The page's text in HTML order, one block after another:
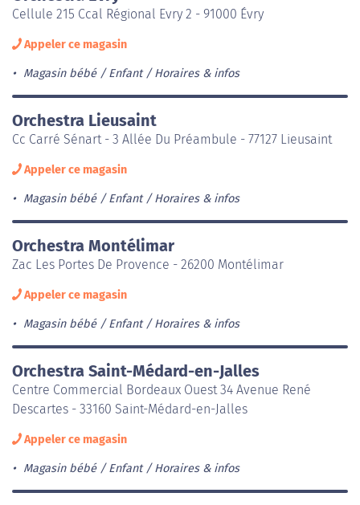
Cellule 215 Ccal Régional Evry 2 - 91000 Évry
Appeler ce magasin
Magasin bébé / Enfant Horaires & infos
Orchestra Lieusaint
Cc Carré Sénart - 3 Allée Du Préambule - 77127 Lieusaint
Appeler ce magasin
Magasin bébé / Enfant Horaires & infos
Orchestra Montélimar
Zac Les Portes De Provence - 26200 Montélimar
Appeler ce magasin
Magasin bébé / Enfant Horaires & infos
Orchestra Saint-Médard-en-Jalles
Centre Commercial Bordeaux Ouest 34 Avenue René
Descartes - 33160 Saint-Médard-en-Jalles
Appeler ce magasin
Magasin bébé / Enfant Horaires & infos